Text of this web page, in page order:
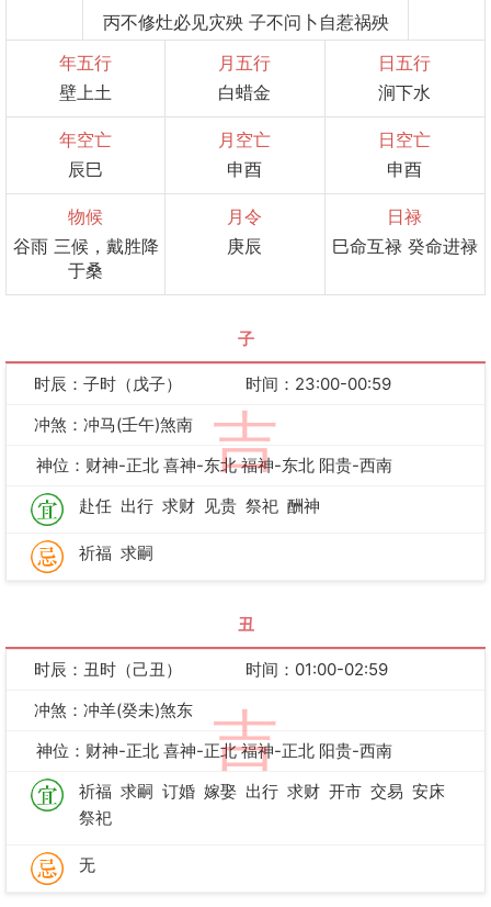
丙不修灶必见灾殃 子不问卜自惹祸殃
年五行
壁上土
月五行
白蜡金
日五行
涧下水
年空亡
辰巳
月空亡
申酉
日空亡
申酉
物候
谷雨 三候，戴胜降
于桑
月令
庚辰
日禄
巳命互禄 癸命进禄
子
吉
时辰：子时（戊子）
时间：23:00-00:59
冲煞：冲马(壬午)煞南
神位：财神-正北 喜神-东北 福神-东北 阳贵-西南
赴任 出行 求财 见贵 祭祀 酬神
祈福 求嗣
丑
吉
时辰：丑时（己丑）
时间：01:00-02:59
冲煞：冲羊(癸未)煞东
神位：财神-正北 喜神-正北 福神-正北 阳贵-西南
祈福 求嗣 订婚 嫁娶 出行 求财 开市 交易 安床
祭祀
无